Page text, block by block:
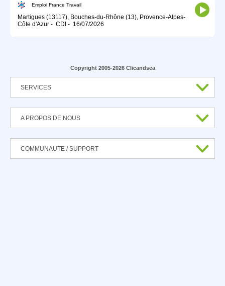
Emploi France Travail
Martigues (13117), Bouches-du-Rhône (13), Provence-Alpes-
Côte d'Azur - CDI - 16/07/2026
Copyright 2005-2026 Clicandsea
SERVICES
A PROPOS DE NOUS
COMMUNAUTE / SUPPORT